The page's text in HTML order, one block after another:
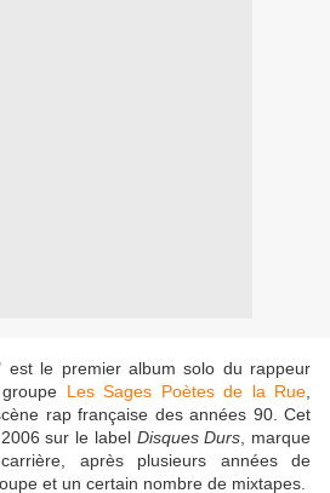
est le premier album solo du rappeur
Les Sages Poètes de la Rue
rap française des années 90. Cet
sur le label Disques Durs , marque
après plusieurs années de
et un certain nombre de mixtapes.